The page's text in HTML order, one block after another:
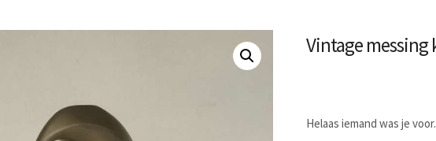
Vintage messing
Helaas iemand was je